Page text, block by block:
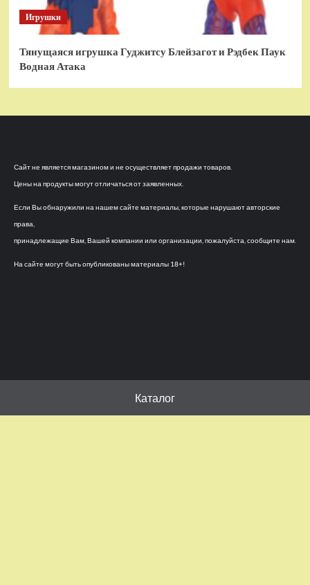
Игрушки
Тянущаяся игрушка Гуджитсу Блейзагот и Рэдбек Паук
Водная Атака
Сайт не является магазином и не осуществляет продажи товаров.
Цены на продукты могут отличаться от заявленных.
Если Вы обнаружили на нашем сайте материалы, которые нарушают авторские
права,
принадлежащие Вам, Вашей компании или организации, пожалуйста, сообщите нам.
На сайте могут быть опубликованы материалы 18+!
Каталог